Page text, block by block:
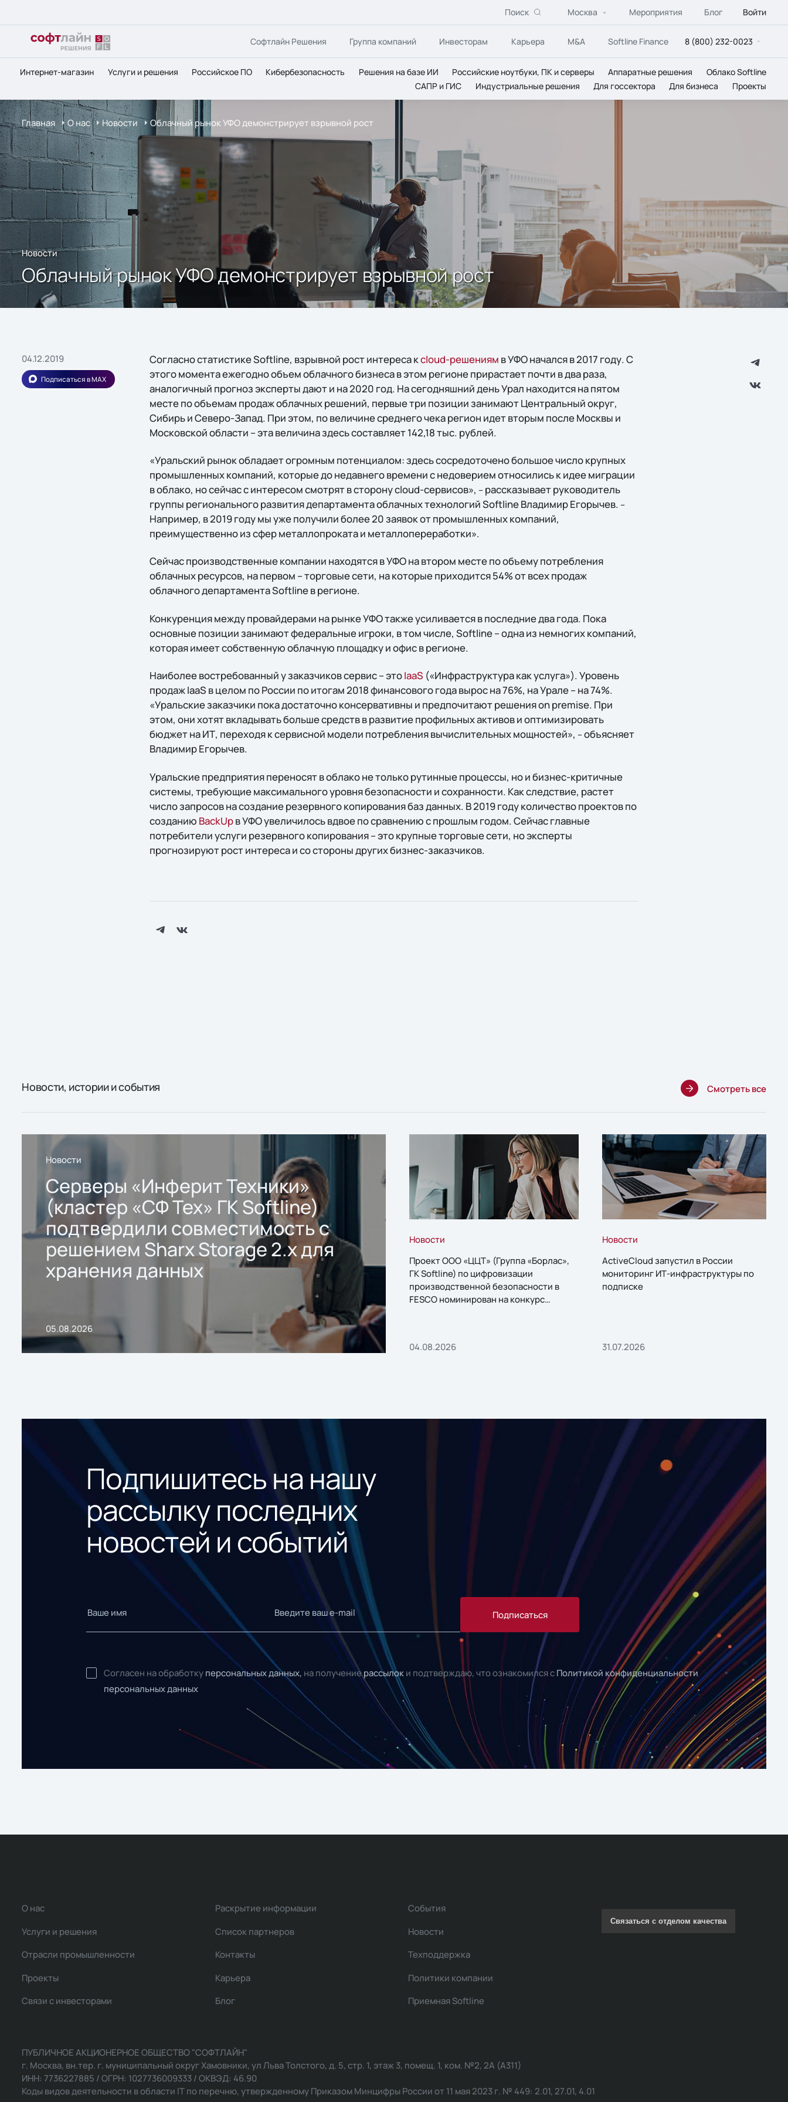
Поиск Москва Мероприятия Блог Войти
Софтлайн Решения Группа компаний Инвесторам Карьера M&A Softline Finance 8 (800) 232-0023
Интернет-магазин Услуги и решения Российское ПО Кибербезопасность Решения на базе ИИ Российские ноутбуки, ПК и серверы Аппаратные решения
Облако Softline
САПР и ГИС
Индустриальные решения Для госсектора Для бизнеса Проекты
Главная О нас Новости Облачный рынок УФО демонстрирует взрывной рост
Новости
Облачный рынок УФО демонстрирует взрывной рост
04.12.2019
Подписаться в MAX
Согласно статистике Softline, взрывной рост интереса кcloud-решениям в УФО начался в 2017 году. С
этого момента ежегодно объем облачного бизнеса в этом регионе прирастает почти в два раза,
аналогичный прогноз эксперты дают и на 2020 год. На сегодняшний день Урал находится на пятом
месте по объемам продаж облачных решений, первые три позиции занимают Центральный округ,
Сибирь и Северо-Запад. При этом, по величине среднего чека регион идет вторым после Москвы и
Московской области – эта величина здесь составляет 142,18 тыс. рублей.
«Уральский рынок обладает огромным потенциалом: здесь сосредоточено большое число крупных
промышленных компаний, которые до недавнего времени с недоверием относились к идее миграции
в облако, но сейчас с интересом смотрят в сторону cloud-сервисов», –рассказывает руководитель
группы регионального развития департамента облачных технологий Softline Владимир Егорычев. –
Например, в 2019 году мы уже получили более 20 заявок от промышленных компаний,
преимущественно из сфер металлопроката и металлопереработки».
Сейчас производственные компании находятся в УФО на втором месте по объему потребления
облачных ресурсов, на первом – торговые сети, на которые приходится 54% от всех продаж
облачного департамента Softline в регионе.
Конкуренция между провайдерами на рынке УФО также усиливается в последние два года. Пока
основные позиции занимают федеральные игроки, в том числе, Softline – одна из немногих компаний,
которая имеет собственную облачную площадку и офис в регионе.
Наиболее востребованный у заказчиков сервис – этоIaaS («Инфраструктура как услуга»). Уровень
продаж IaaS в целом по России по итогам 2018 финансового года вырос на 76%, на Урале – на 74%.
«Уральские заказчики пока достаточно консервативны и предпочитают решения on premise. При
этом, они хотят вкладывать больше средств в развитие профильных активов и оптимизировать
бюджет на ИТ, переходя к сервисной модели потребления вычислительных мощностей», –объясняет
Владимир Егорычев.
Уральские предприятия переносят в облако не только рутинные процессы, но и бизнес-критичные
системы, требующие максимального уровня безопасности и сохранности. Как следствие, растет
число запросов на создание резервного копирования баз данных. В 2019 году количество проектов по
созданию BackUpв УФО увеличилось вдвое по сравнению с прошлым годом. Сейчас главные
потребители услуги резервного копирования – это крупные торговые сети, но эксперты
прогнозируют рост интереса и со стороны других бизнес-заказчиков.
Новости, истории и события Смотреть все
Новости
Серверы «Инферит Техники»
(кластер «СФ Тех» ГК Softline)
подтвердили совместимость с
решением Sharx Storage 2.x для
хранения данных
05.08.2026
Новости
Проект ООО «ЦЦТ» (Группа «Борлас»,
ГК Softline) по цифровизации
производственной безопасности в
FESCO номинирован на конкурс
04.08.2026
Новости
ActiveCloud запустил в России
мониторинг ИТ-инфраструктуры по
подписке
31.07.2026
Подпишитесь на нашу
рассылку последних
новостей и событий
Подписаться
Согласен на обработку персональных данных, на получениерассылок и подтверждаю, что ознакомился с Политикой конфиденциальности
персональных данных
О нас
Услуги и решения
Отрасли промышленности
Проекты
Связи с инвесторами
Раскрытие информации
Список партнеров
Контакты
Карьера
Блог
События
Новости
Техподдержка
Политики компании
Приемная Softline
Связаться с отделом качества
ПУБЛИЧНОЕ АКЦИОНЕРНОЕ ОБЩЕСТВО "СОФТЛАЙН"
г. Москва, вн.тер. г. муниципальный округ Хамовники, ул Льва Толстого, д. 5, стр. 1, этаж 3, помещ. 1, ком. №2, 2А (А311)
ИНН: 7736227885 / ОГРН: 1027736009333 / ОКВЭД: 46.90
Коды видов деятельности в области IT по перечню, утвержденному Приказом Минцифры России от 11 мая 2023 г. № 449: 2.01, 27.01, 4.01